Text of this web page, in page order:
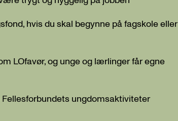
hvis du skal begynne på fagskole eller
LOfavør, og unge og lærlinger får egne
Fellesforbundets ungdomsaktiviteter